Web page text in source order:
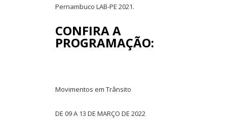
Pernambuco LAB-PE 2021.
CONFIRA A
PROGRAMAÇÃO:
Movimentos em Trânsito
DE 09 A 13 DE MARÇO DE 2022